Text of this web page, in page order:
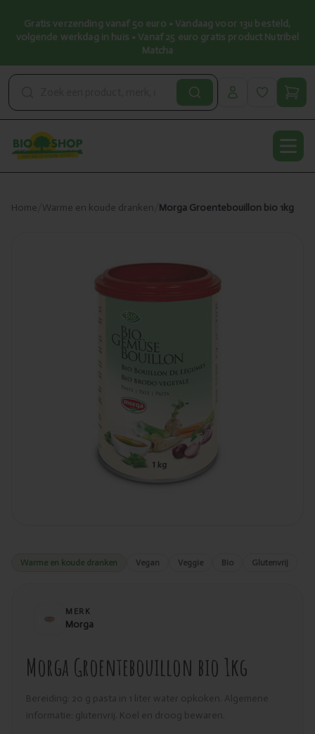
Gratis verzending vanaf 50 euro • Vandaag voor 13u besteld,
volgende werkdag in huis • Vanaf 25 euro gratis product Nutribel
Matcha
Home Warme en koude dranken Morga Groentebouillon bio 1kg
Warme en koude dranken Vegan Veggie Bio Glutenvrij
MERK
Morga
Morga Groentebouillon bio 1kg
Bereiding: 20 g pasta in 1 liter water opkoken. Algemene
informatie: glutenvrij. Koel en droog bewaren.